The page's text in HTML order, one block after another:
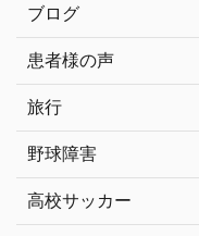
ブログ
患者様の声
旅行
野球障害
高校サッカー